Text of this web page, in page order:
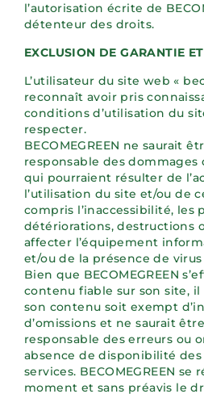
l’autorisation écrite de
détenteur des droits.
EXCLUSION DE GARANTIE
L’utilisateur du site web «
reconnaît avoir pris
conditions d’utilisation du
respecter.
BECOMEGREEN ne saurait
responsable des
qui pourraient résulter de
l’utilisation du site et/ou de
compris l’inaccessibilité, les
détériorations, destructions
affecter l’équipement
et/ou de la présence de
Bien que BECOMEGREEN
contenu fiable sur son site,
son contenu soit exempt
d’omissions et ne saurait
responsable des erreurs ou
absence de disponibilité
services. BECOMEGREEN se
moment et sans préavis le